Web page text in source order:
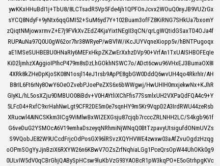
ywKKxHHuBdI1j+TbU8/8LCTsadR5Vp5Fde4jh1QPFOnJcvx2WOuQ0nyJB9VUZrGx
sYCQ8NdyF+9yNtx6qqGMI52+SuM6yd7Y+102Buam3ofFZ8KiRNG7SHkUa7bxomY
zQiqtNMjowxrmvZ+E7j9FVkXvZEdZ4KjaYixtNEgII3qCN/qrLgWQtidGSaxTD4OJa4f
RUPAuNa97Q0U0gW62or7hr38WRyeP/wBVlW/iKcJUYVqneXiopp5v/hBNTPugoqx
aE1MSeSUHBEBU0HNaRIy6MEFxHkpZKZwErXxhzDVp90+VrfAn1TxUAISHBOFEqIe
KiD2ljmhzXAggioIPIhcP479m8sDzLhGOkhNSWC7o/ADct6cwu96VHxEJ3BumaOX8I
4XRk8kZHeDpKjoSK08N1osjl14eJ1rsb9ApPE8gbGW0DddQ6wvUH4qo4RkrhIr/AH
B8rIL6Ft6rNy8OwY6OeOZvebPJoePeZXS6x6bWWgwj/HwUHIH0mxjekwNx+KJhR
GIyKL/hL5osXZju9DMBUO08iBdv+V0HAYtliXChFfis77SsmlxUH2VXPaQdFQA4c9+Y
5LFcD4+RxfC9xrHahNwLgt9CFR2DE5m0e7sqnHY9m5Kr9VqpD2A3IrdRWU44zeRsb
XRucwl4AINCSKkm3ICg9ViMlwBxWIZEXGsju87cjqb7rcccZRLNHH2LC/S4kgb961f
G6veDuG2YSMOcA6V19emhaDszeyqNRhmiNjWNqQ0BtTzpavyUtsigufdONmUVZs
S9VQobJE82W9UCcdFrjcOdPosGX96lRSvzXQYHVWE4zwxw03aAfZvuOgdzHzqg
oOPmSOgYyJjnBziX6RXYW26n6KBwV7OZsZrfNqhiaLGg1PceQrsOpW44UhOKk0g9
0ULvIW5dV0qCBrGhjQABySpHCsw9luKbVzG93YAOBcR1pW3kqPO+E5oGtrhpgKVc